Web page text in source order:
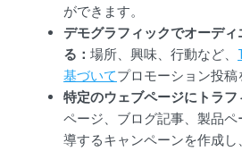
ができます。
デモグラフィックでオーデ
る： 場所、興味、行動など、
基づいてプロモーション投稿
特定のウェブページにトラ
ページ、ブログ記事、製品
導するキャンペーンを作成し